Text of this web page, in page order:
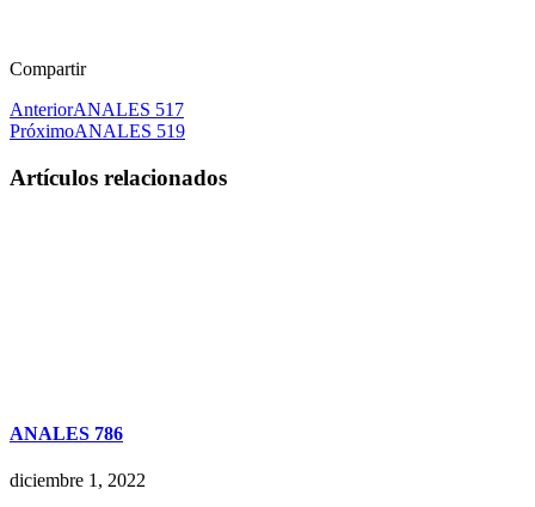
Compartir
AnteriorANALES 517
PróximoANALES 519
Artículos relacionados
ANALES 786
diciembre 1, 2022